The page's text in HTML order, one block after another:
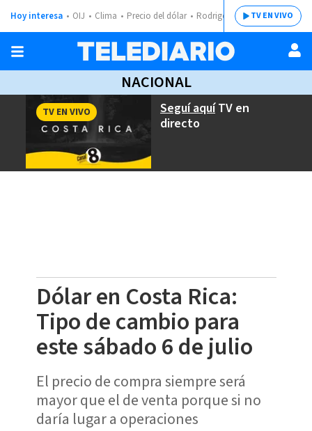
Hoy interesa OIJ Clima Precio del dólar Rodrigo ChavesTV EN VIVO
NACIONAL
Seguí aquíTV en
directo
TV EN VIVO
Dólar en Costa Rica:
Tipo de cambio para
este sábado 6 de julio
El precio de compra siempre será
mayor que el de venta porque si no
daría lugar a operaciones